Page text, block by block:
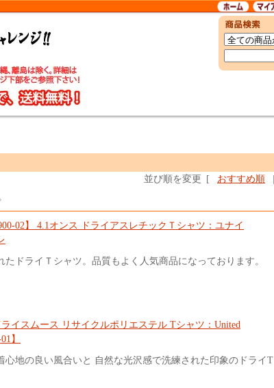
並び順を変更
[ おすすめ順
02】 4.1オンス ドライアスレチックＴシャツ：ユナイ
たドライＴシャツ。品質もよく人気商品になっております。
イスムース リサイクルポリエステル Tシャツ：United
】
心地の良い風合いと 自然な光沢感で洗練された印象のドライT